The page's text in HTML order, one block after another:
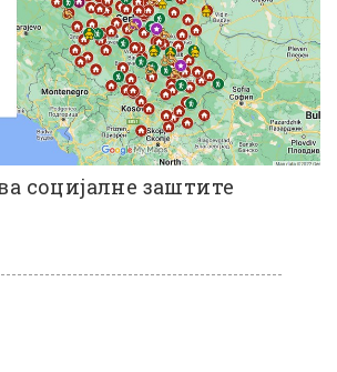
социјалне заштите